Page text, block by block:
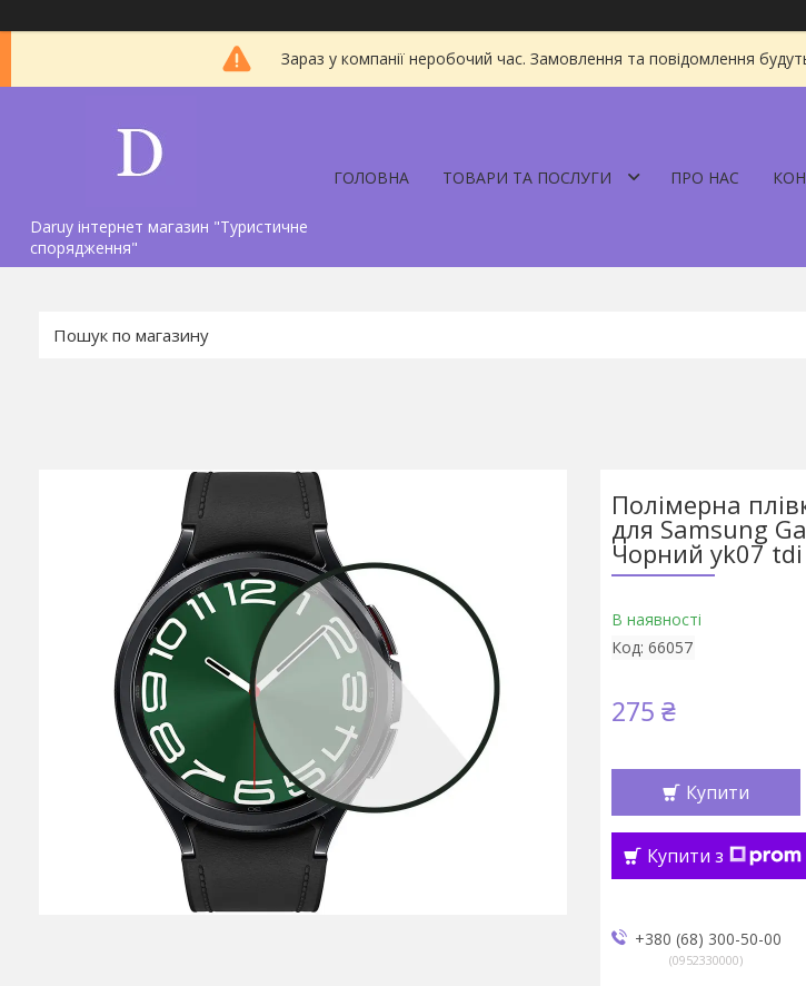
Зараз у компанії неробочий час. Замовлення та повідомлення
Daruy інтернет магазин "Туристичне
спорядження"
ГОЛОВНА ТОВАРИ ТА ПОСЛУГИ ПРО НАС
Полімерна
для Samsung
Чорний yk07 tdi
В наявності
Код: 66057
275 ₴
Купити
Купити з
+380 (68) 300-50-00
0952330000